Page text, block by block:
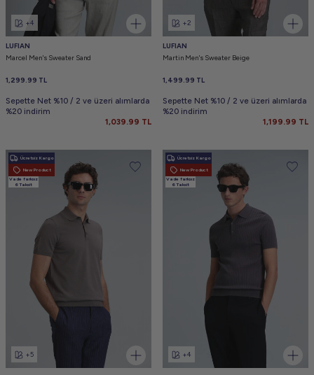
+4
LUFIAN
Marcel Men's Sweater Sand
1,299.99 TL
Sepette Net %10 / 2 ve üzeri alımlarda
%20 indirim
1,039.99 TL
+2
LUFIAN
Martin Men's Sweater Beige
1,499.99 TL
Sepette Net %10 / 2 ve üzeri alımlarda
%20 indirim
1,199.99 TL
Ücretsiz Kargo
New Product
Vade farksız
6 Taksit
+5
Ücretsiz Kargo
New Product
Vade farksız
6 Taksit
+4